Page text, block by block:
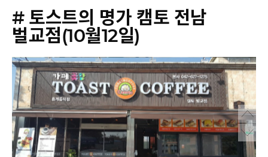
# 토스트의 명가 캠토 전남
벌교점(10월12일)